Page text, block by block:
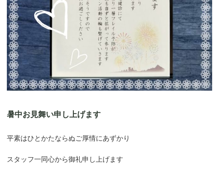
暑中お見舞い申し上げます
平素はひとかたならぬご厚情にあずかり
スタッフ一同心から御礼申し上げます